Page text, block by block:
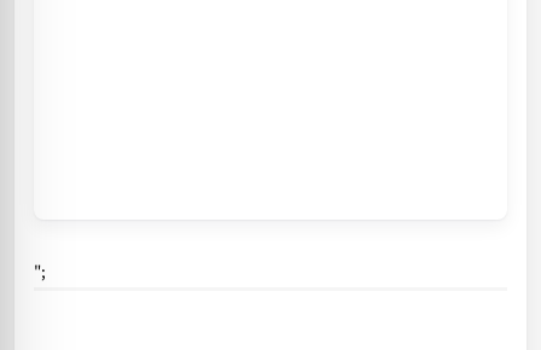
";